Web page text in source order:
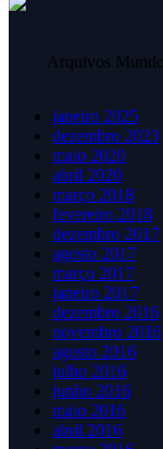
Arquivos
janeiro 2025
dezembro 2023
maio 2020
abril 2020
março 2018
fevereiro 2018
dezembro 2017
agosto 2017
março 2017
janeiro 2017
dezembro 2016
novembro 2016
agosto 2016
julho 2016
junho 2016
maio 2016
abril 2016